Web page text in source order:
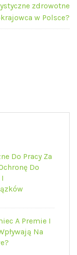
zdrowotne
w Polsce?
Do Pracy Za
Do
A Premie I
Na